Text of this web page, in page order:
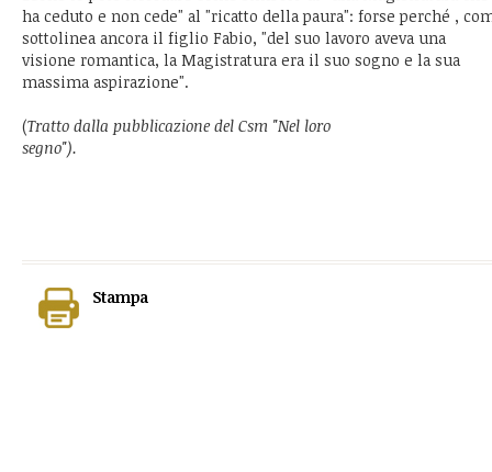
ha ceduto e non cede" al "ricatto della paura": forse perché ,
sottolinea ancora il figlio Fabio, "del suo lavoro aveva una
visione romantica, la Magistratura era il suo sogno e la sua
massima aspirazione".
(Tratto dalla pubblicazione del Csm "Nel loro
segno").
Stampa